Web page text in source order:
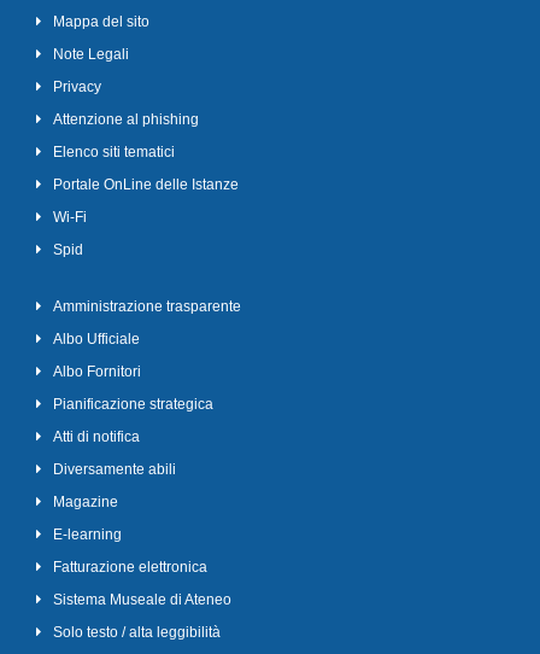
Mappa del sito
Note Legali
Privacy
Attenzione al phishing
Elenco siti tematici
Portale OnLine delle Istanze
Wi-Fi
Spid
Amministrazione trasparente
Albo Ufficiale
Albo Fornitori
Pianificazione strategica
Atti di notifica
Diversamente abili
Magazine
E-learning
Fatturazione elettronica
Sistema Museale di Ateneo
Solo testo / alta leggibilità